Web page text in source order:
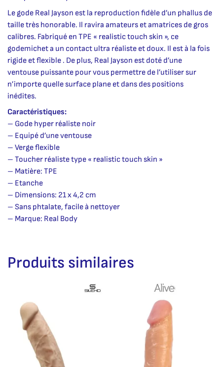
Le gode Real Jayson est la reproduction fidèle d’un phallus de
taille très honorable. Il ravira amateurs et amatrices de gros
calibres. Fabriqué en TPE « realistic touch skin », ce
godemichet a un contact ultra réaliste et doux. Il est à la fois
rigide et flexible . De plus, Real Jayson est doté d’une
ventouse puissante pour vous permettre de l’utiliser sur
n’importe quelle surface plane et dans des positions
inédites.
Caractéristiques:
– Gode hyper réaliste noir
– Equipé d’une ventouse
– Verge flexible
– Toucher réaliste type « realistic touch skin »
– Matière: TPE
– Etanche
– Dimensions: 21 x 4,2 cm
– Sans phtalate, facile à nettoyer
– Marque: Real Body
Produits similaires